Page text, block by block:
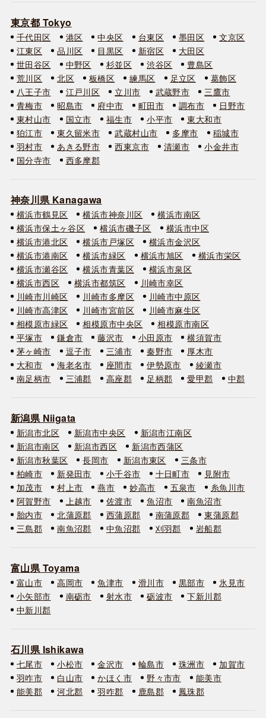
東京都 Tokyo
千代田区 港区 中央区 台東区 墨田区
文京区
江東区
品川区 目黒区 新宿区
大田区
世田谷区
中野区 杉並区 渋谷区
豊島区
荒川区
北区 板橋区 練馬区 足立区
葛飾区
八王子市
江戸川区 立川市 武蔵野市
三鷹市
青梅市
昭島市 府中市 町田市 調布市
日野市
東村山市
国立市 福生市 小平市
東大和市
狛江市
東久留米市 武蔵村山市 多摩市
稲城市
羽村市
あきる野市 西東京市 清瀬市
小金井市
国分寺市
西多摩郡
神奈川県 Kanagawa
横浜市鶴見区 横浜市神奈川区
横浜市南区
横浜市保土ヶ谷区
横浜市磯子区
横浜市中区
横浜市港北区
横浜市戸塚区
横浜市金沢区
横浜市港南区
横浜市緑区 横浜市旭区
横浜市栄区
横浜市瀬谷区
横浜市青葉区
横浜市泉区
横浜市西区
横浜市都筑区
川崎市幸区
川崎市川崎区
川崎市多摩区
川崎市中原区
川崎市高津区
川崎市宮前区
川崎市麻生区
相模原市緑区
相模原市中央区
相模原市南区
平塚市
鎌倉市 藤沢市 小田原市
横須賀市
茅ヶ崎市
逗子市 三浦市 秦野市
厚木市
大和市
海老名市 座間市 伊勢原市
綾瀬市
南足柄市
三浦郡 高座郡 足柄郡 愛甲郡 中郡
新潟県 Niigata
新潟市北区 新潟市中央区
新潟市江南区
新潟市南区
新潟市西区
新潟市西蒲区
新潟市秋葉区
長岡市 新潟市東区
三条市
柏崎市
新発田市 小千谷市 十日町市
見附市
加茂市
村上市 燕市 妙高市 五泉市
糸魚川市
阿賀野市
上越市 佐渡市 魚沼市
南魚沼市
胎内市
北蒲原郡 西蒲原郡 南蒲原郡
東蒲原郡
三島郡
南魚沼郡 中魚沼郡 刈羽郡 岩船郡
富山県 Toyama
富山市 高岡市 魚津市 滑川市 黒部市
氷見市
小矢部市
南砺市 射水市 砺波市
下新川郡
中新川郡
石川県 Ishikawa
七尾市 小松市 金沢市 輪島市 珠洲市
加賀市
羽咋市
白山市 かほく市 野々市市
能美市
能美郡
河北郡 羽咋郡 鹿島郡 鳳珠郡